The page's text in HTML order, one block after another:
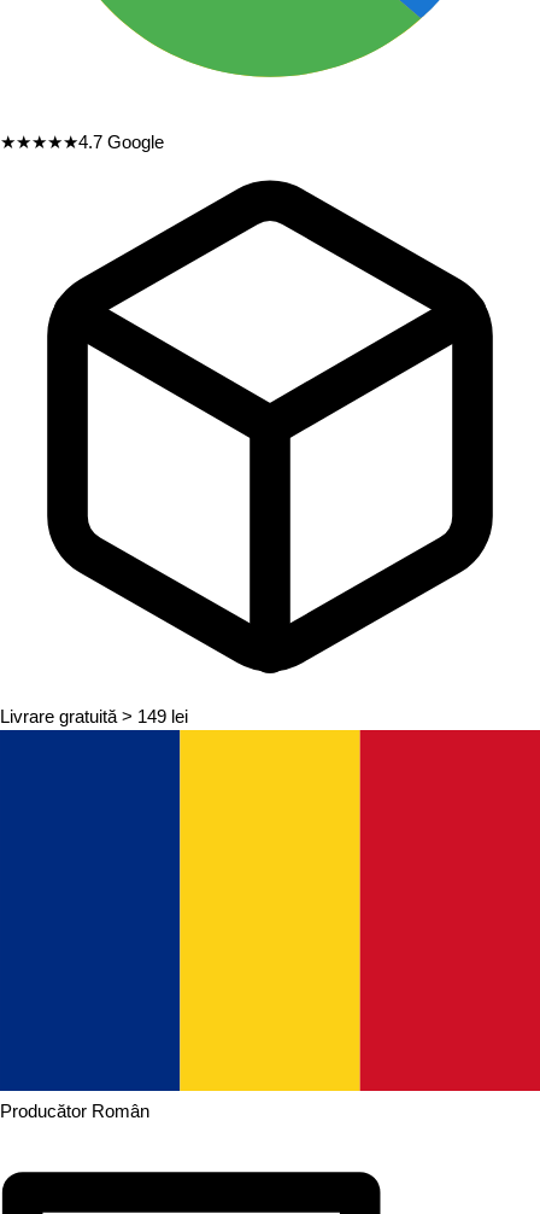
★★★★★4.7 Google
Livrare gratuită > 149 lei
Producător Român